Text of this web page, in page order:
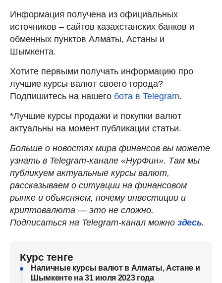
Информация получена из официальных
источников – сайтов казахстанских банков и
обменных пунктов Алматы, Астаны и
Шымкента.
Хотите первыми получать информацию про
лучшие курсы валют своего города?
Подпишитесь на нашего бота в Telegram.
*Лучшие курсы продажи и покупки валют
актуальны на момент публикации статьи.
Больше о новостях мира финансов вы можете
узнать в Telegram-канале «НурФин». Там мы
публикуем актуальные курсы валют,
рассказываем о ситуации на финансовом
рынке и объясняем, почему инвестиции и
криптовалюта — это не сложно.
Подписаться на Telegram-канал можно здесь.
Курс тенге
Наличные курсы валют в Алматы, Астане и
Шымкенте на 31 июля 2023 года